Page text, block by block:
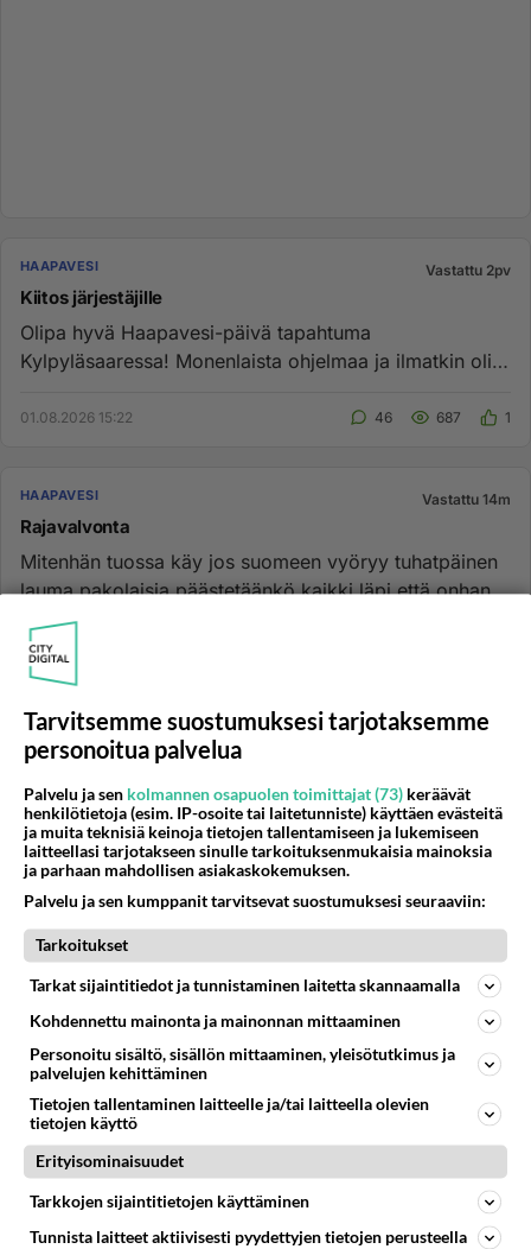
HAAPAVESI Vastattu 2pv
Kiitos järjestäjille
Olipa hyvä Haapavesi-päivä tapahtuma
Kylpyläsaaressa! Monenlaista ohjelmaa ja ilmatkin oli
01.08.2026 15:22 46 687 1
HAAPAVESI Vastattu 14m
Rajavalvonta
Mitenhän tuossa käy jos suomeen vyöryy tuhatpäinen
lauma pakolaisia,päästetäänkö kaikki läpi että onhan
itäkeskuksessa v...
31.07.2026 20:36
HAAPAVESI Vastattu 2pv
Elokuu alkaa, se on se paras kuukausi kesäkuukausista
Elokuu on kesäkuukausi ja sitä paitsi paras kuukausi
muutenkin. Että pihalle nauttimaan, kylmää lonkeroa
lasiin, välillä...
31.07.2026 16:28
HAAPAVESI Vastattu 1pv
Tapahtuma-ähky vaivaa- yhtä tapahtumaa kuitenkin
Retriitti tarkoittaa vetäytymistä pois arjesta,
rauhoittumista ja keskittymistä hyvinvointiin. Se voi
olla hiljainen, ke...
31.07.2026 15:40
HAAPAVESI Vastattu 21h
Tepariako ei muka löydä?
Tarvitsemme suostumuksesi tarjotaksemme
personoitua palvelua
Palvelu ja sen kolmannen osapuolen toimittajat (73) keräävät
henkilötietoja (esim. IP-osoite tai laitetunniste) käyttäen evästeitä
ja muita teknisiä keinoja tietojen tallentamiseen ja lukemiseen
laitteellasi tarjotakseen sinulle tarkoituksenmukaisia mainoksia
ja parhaan mahdollisen asiakaskokemuksen.
Palvelu ja sen kumppanit tarvitsevat suostumuksesi seuraaviin:
Tarkoitukset
Tarkat sijaintitiedot ja tunnistaminen laitetta skannaamalla
Kohdennettu mainonta ja mainonnan mittaaminen
Personoitu sisältö, sisällön mittaaminen, yleisötutkimus ja
palvelujen kehittäminen
Tietojen tallentaminen laitteelle ja/tai laitteella olevien
tietojen käyttö
Erityisominaisuudet
Tarkkojen sijaintitietojen käyttäminen
Tunnista laitteet aktiivisesti pyydettyjen tietojen perusteella